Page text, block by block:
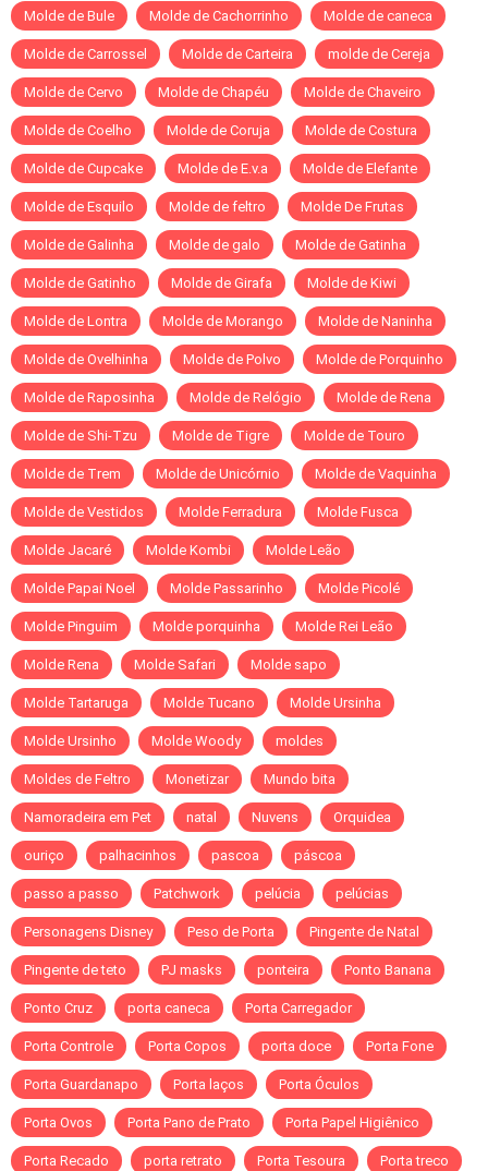
Molde de Bule Molde de Cachorrinho Molde de caneca
Molde de Carrossel Molde de Carteira molde de Cereja
Molde de Cervo Molde de Chapéu Molde de Chaveiro
Molde de Coelho Molde de Coruja Molde de Costura
Molde de Cupcake Molde de E.v.a Molde de Elefante
Molde de Esquilo Molde de feltro Molde De Frutas
Molde de Galinha Molde de galo Molde de Gatinha
Molde de Gatinho Molde de Girafa Molde de Kiwi
Molde de Lontra Molde de Morango Molde de Naninha
Molde de Ovelhinha Molde de Polvo Molde de Porquinho
Molde de Raposinha Molde de Relógio Molde de Rena
Molde de Shi-Tzu Molde de Tigre Molde de Touro
Molde de Trem Molde de Unicórnio Molde de Vaquinha
Molde de Vestidos Molde Ferradura Molde Fusca
Molde Jacaré Molde Kombi Molde Leão
Molde Papai Noel Molde Passarinho Molde Picolé
Molde Pinguim Molde porquinha Molde Rei Leão
Molde Rena Molde Safari Molde sapo
Molde Tartaruga Molde Tucano Molde Ursinha
Molde Ursinho Molde Woody moldes
Moldes de Feltro Monetizar Mundo bita
Namoradeira em Pet natal Nuvens Orquidea
ouriço palhacinhos pascoa páscoa
passo a passo Patchwork pelúcia pelúcias
Personagens Disney Peso de Porta Pingente de Natal
Pingente de teto PJ masks ponteira Ponto Banana
Ponto Cruz porta caneca Porta Carregador
Porta Controle Porta Copos porta doce Porta Fone
Porta Guardanapo Porta laços Porta Óculos
Porta Ovos Porta Pano de Prato Porta Papel Higiênico
Porta Recado porta retrato Porta Tesoura Porta treco